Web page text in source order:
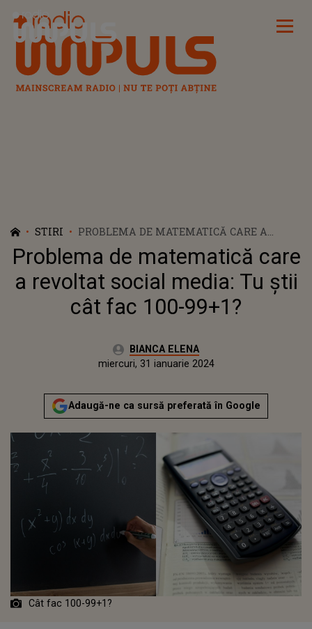
Radio Impuls
STIRI
PROBLEMA DE MATEMATICĂ CARE A
REVOLTAT SOCIAL MEDIA: TU ȘTII CÂT FAC
100-99+1?
Problema de matematică care
a revoltat social media: Tu știi
cât fac 100-99+1?
Autor:BIANCA ELENA
marți, 31 ianuarie 2023Actualizat:
miercuri, 31 ianuarie 2024
Adaugă-ne ca sursă preferată în Google
Cât fac 100-99+1?